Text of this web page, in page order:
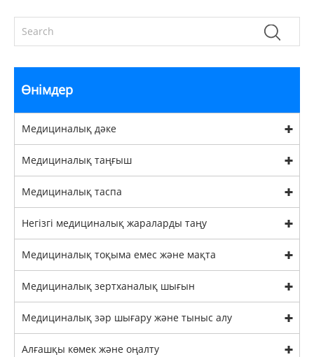
Өнімдер
Медициналық дәке
Медициналық таңғыш
Медициналық таспа
Негізгі медициналық жараларды таңу
Медициналық тоқыма емес және мақта
Медициналық зертханалық шығын
Медициналық зәр шығару және тыныс алу
Алғашқы көмек және оңалту